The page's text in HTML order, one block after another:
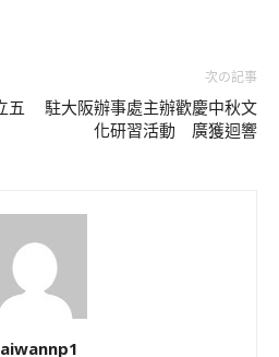
五
次の記事
駐大阪辦事處主辦歡慶中秋文
化研習活動 廣獲迴響